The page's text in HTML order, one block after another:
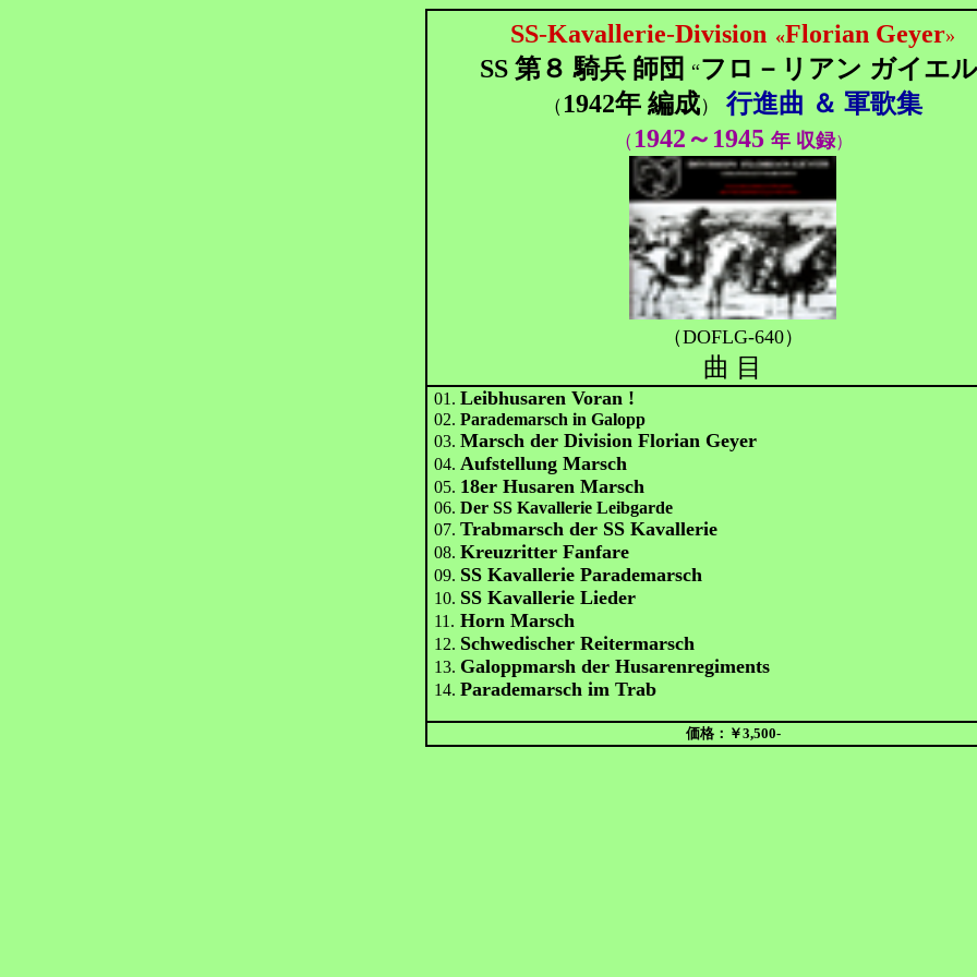
SS-Kavallerie-Division «Florian Geyer»
SS 第８ 騎兵 師団 “フロ－リアン ガイエル
（ 1942年 編成） 行進曲 ＆ 軍歌集
（ 1942～ 1945 年 収録）
（DOFLG-640）
曲 目
01.Leibhusaren Voran !
02. Parademarsch in Galopp
03.Marsch der Division Florian Geyer
04. Aufstellung Marsch
05. 18er Husaren Marsch
06. Der SS Kavallerie Leibgarde
07. Trabmarsch der SS Kavallerie
08. Kreuzritter Fanfare
09. SS Kavallerie Parademarsch
10. SS Kavallerie Lieder
11. Horn Marsch
12. Schwedischer Reitermarsch
13. Galoppmarsh der Husarenregiments
14. Parademarsch im Trab
価格：￥3,500-